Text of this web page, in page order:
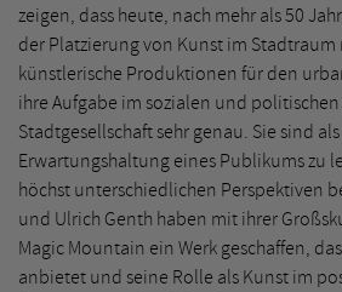
zeigen, dass heute, nach mehr als 50
der Platzierung von Kunst im Stadtraum
künstlerische Produktionen für den
ihre Aufgabe im sozialen und
Stadtgesellschaft sehr genau. Sie sind
Erwartungshaltung eines Publikums zu
höchst unterschiedlichen Perspektiven
und Ulrich Genth haben mit ihrer
Magic Mountain ein Werk geschaffen,
anbietet und seine Rolle als Kunst im